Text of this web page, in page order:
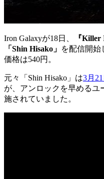
Iron Galaxyが18日、 『Killer
「Shin Hisako」 を配信開始
価格は540円。
元々「Shin Hisako」は3月
が、アンロックを早めるユ
施されていました。